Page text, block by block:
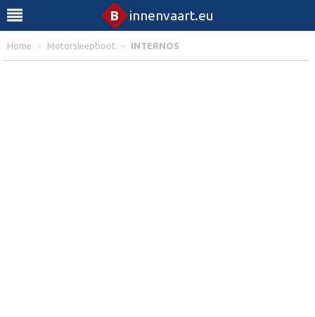
B innenvaart.eu
Home » Motorsleepboot » INTERNOS